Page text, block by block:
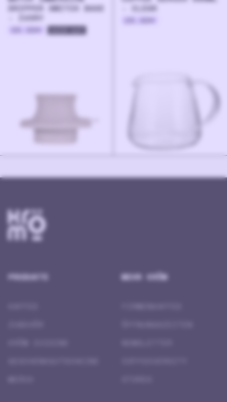
DRIPPER SWITCH BASE
- IVORY
26.90€ sold out
- CLEAR
28.90€
PRODUKTE MEHR KRÖM